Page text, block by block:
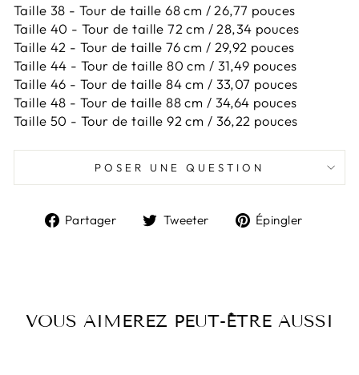
Taille 38 - Tour de taille 68 cm / 26,77 pouces
Taille 40 - Tour de taille 72 cm / 28,34 pouces
Taille 42 - Tour de taille 76 cm / 29,92 pouces
Taille 44 - Tour de taille 80 cm / 31,49 pouces
Taille 46 - Tour de taille 84 cm / 33,07 pouces
Taille 48 - Tour de taille 88 cm / 34,64 pouces
Taille 50 - Tour de taille 92 cm / 36,22 pouces
POSER UNE QUESTION
Partager
PartagerTweeter
TweeterÉpingler
VOUS AIMEREZ PEUT-ÊTRE AUSSI